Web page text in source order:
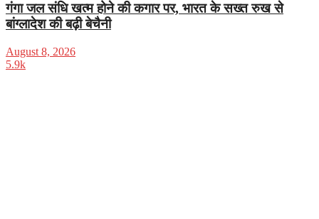
गंगा जल संधि खत्म होने की कगार पर, भारत के सख्त रुख से
बांग्लादेश की बढ़ी बेचैनी
August 8, 2026
5.9k